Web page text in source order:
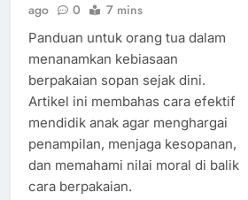
ago
0 7 mins
Panduan untuk orang tua dalam
menanamkan kebiasaan
berpakaian sopan sejak dini.
Artikel ini membahas cara efektif
mendidik anak agar menghargai
penampilan, menjaga kesopanan,
dan memahami nilai moral di balik
cara berpakaian.